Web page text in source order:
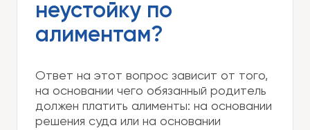
неустойку по
алиментам?
Ответ на этот вопрос зависит от того,
на основании чего обязанный родитель
должен платить алименты: на основании
решения суда или на основании